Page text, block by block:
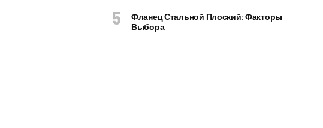
Фланец Стальной Плоский: Факторы
Выбора